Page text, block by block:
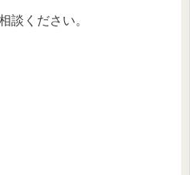
談ください。